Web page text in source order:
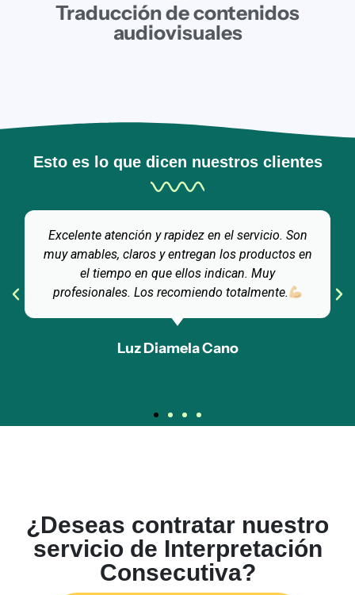
Traducción de contenidos
audiovisuales
Esto es lo que dicen nuestros clientes
Excelente atención y rapidez en el servicio. Son
muy amables, claros y entregan los productos en
el tiempo en que ellos indican. Muy
profesionales. Los recomiendo totalmente.
Luz Diamela Cano
¿Deseas contratar nuestro
servicio de Interpretación
Consecutiva?